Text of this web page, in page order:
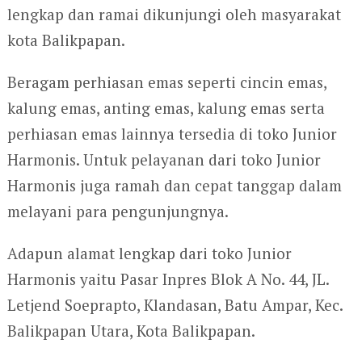
lengkap dan ramai dikunjungi oleh masyarakat
kota Balikpapan.
Beragam perhiasan emas seperti cincin emas,
kalung emas, anting emas, kalung emas serta
perhiasan emas lainnya tersedia di toko Junior
Harmonis. Untuk pelayanan dari toko Junior
Harmonis juga ramah dan cepat tanggap dalam
melayani para pengunjungnya.
Adapun alamat lengkap dari toko Junior
Harmonis yaitu Pasar Inpres Blok A No. 44, JL.
Letjend Soeprapto, Klandasan, Batu Ampar, Kec.
Balikpapan Utara, Kota Balikpapan.